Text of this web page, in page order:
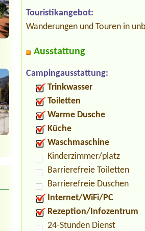
Touristikangebot:
Wanderungen und Touren in
Ausstattung
Campingausstattung:
Trinkwasser
Toiletten
Warme Dusche
Küche
Waschmaschine
Kinderzimmer/platz
Barrierefreie Toiletten
Barrierefreie Duschen
Internet/WiFi/PC
Rezeption/Infozentrum
24-Stunden Dienst